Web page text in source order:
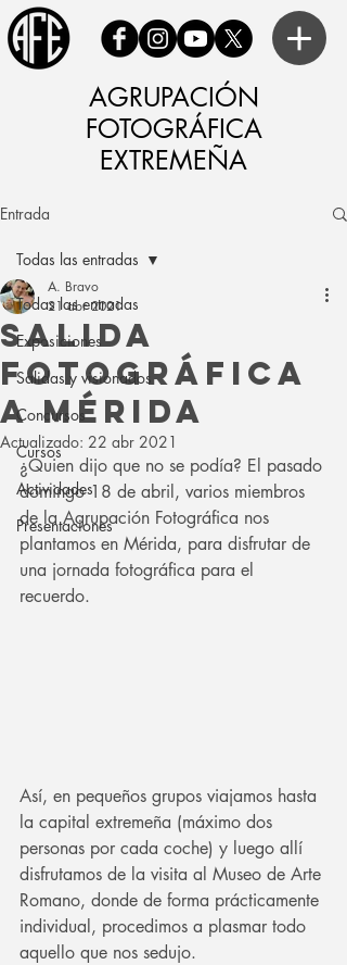
AGRUPACIÓN
FOTOGRÁFICA
EXTREMEÑA
Entrada
Todas las entradas
Exposiciones
Salidas y visionados
Concursos
Cursos
Actividades
Presentaciones
Todas las entradas
Salida
fotográfica
a Mérida
A. Bravo
21 abr 2021
Actualizado: 22 abr 2021
¿Quien dijo que no se podía? El pasado
domingo 18 de abril, varios miembros
de la Agrupación Fotográfica nos
plantamos en Mérida, para disfrutar de
una jornada fotográfica para el
recuerdo.
Así, en pequeños grupos viajamos hasta
la capital extremeña (máximo dos
personas por cada coche) y luego allí
disfrutamos de la visita al Museo de Arte
Romano, donde de forma prácticamente
individual, procedimos a plasmar todo
aquello que nos sedujo.